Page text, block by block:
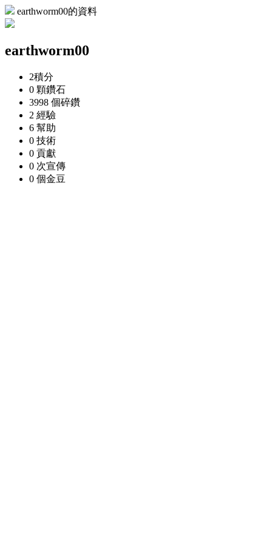
earthworm00的資料
earthworm00
2積分
0 顆鑽石
3998 個碎鑽
2 經驗
6 幫助
0 技術
0 貢獻
0 次宣傳
0 個金豆